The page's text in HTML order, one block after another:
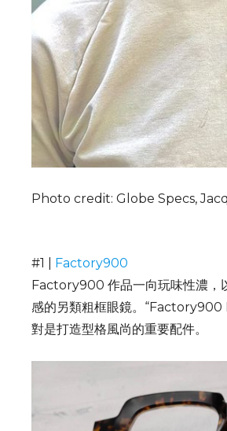
Photo credit: Globe Specs,
#1 |
Factory900
Factory900 作品一向玩味性濃，
感的另類粗框眼鏡。“Factory900
對是打造型格風尚的重要配件。